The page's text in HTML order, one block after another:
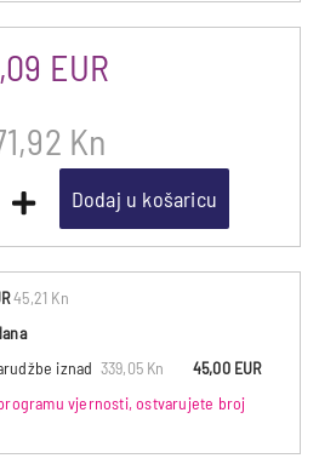
Kn
EUR
Dodaj u košaricu
45,21 Kn
iznad 339,05 Kn
45,00 EUR
vjernosti, ostvarujete broj